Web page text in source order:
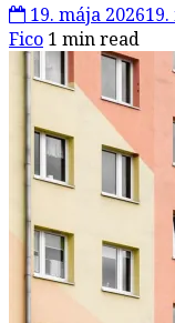
19. mája 2026
Fico 1 min read